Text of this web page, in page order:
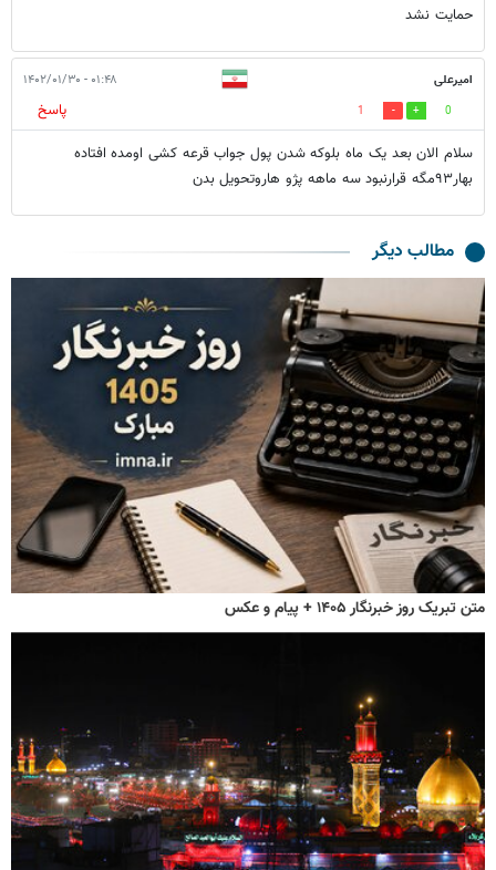
حمایت نشد
امیرعلی ۰۱:۴۸ - ۱۴۰۲/۰۱/۳۰
0
1
پاسخ
سلام الان بعد یک ماه بلوکه شدن پول جواب قرعه کشی اومده افتاده
بهار۹۳مگه قرارنبود سه ماهه پژو هاروتحویل بدن
مطالب دیگر
متن تبریک روز خبرنگار ۱۴۰۵ + پیام و عکس